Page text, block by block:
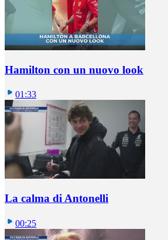
Hamilton con un nuovo look
01:33
La calma di Antonelli
00:25